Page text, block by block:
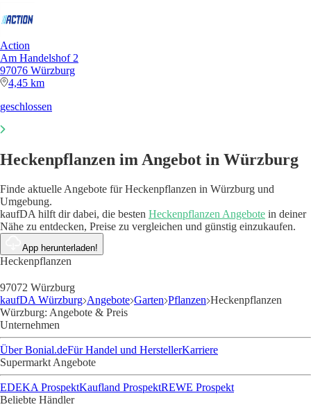
Action
Am Handelshof 2
97076 Würzburg
4,45 km
geschlossen
Heckenpflanzen im Angebot in Würzburg
Finde aktuelle Angebote für Heckenpflanzen in Würzburg und
Umgebung.
kaufDA hilft dir dabei, die besten Heckenpflanzen Angebote in deiner
Nähe zu entdecken, Preise zu vergleichen und günstig einzukaufen.
App herunterladen!
Heckenpflanzen
97072 Würzburg
kaufDA Würzburg Angebote Garten Pflanzen Heckenpflanzen
Würzburg: Angebote & Preis
Unternehmen
Über Bonial.deFür Handel und HerstellerKarriere
Supermarkt Angebote
EDEKA ProspektKaufland ProspektREWE Prospekt
Beliebte Händler